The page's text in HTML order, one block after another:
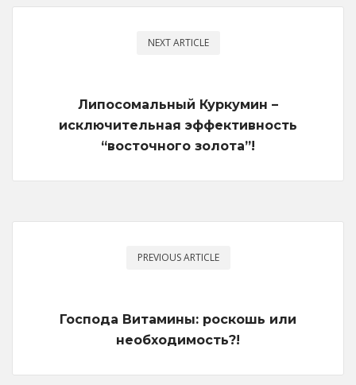
NEXT ARTICLE
Липосомальный Куркумин –
исключительная эффективность
“восточного золота”!
PREVIOUS ARTICLE
Господа Витамины: роскошь или
необходимость?!